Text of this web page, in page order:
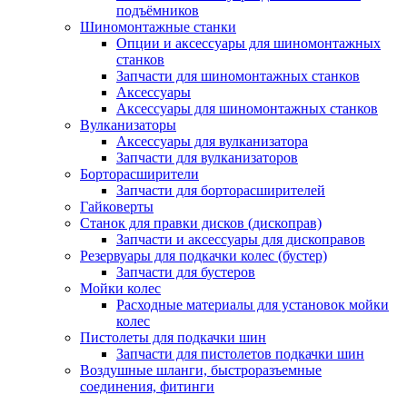
подъёмников
Шиномонтажные станки
Опции и аксессуары для шиномонтажных
станков
Запчасти для шиномонтажных станков
Аксессуары
Аксессуары для шиномонтажных станков
Вулканизаторы
Аксессуары для вулканизатора
Запчасти для вулканизаторов
Борторасширители
Запчасти для борторасширителей
Гайковерты
Станок для правки дисков (дископрав)
Запчасти и аксессуары для дископравов
Резервуары для подкачки колес (бустер)
Запчасти для бустеров
Мойки колес
Расходные материалы для установок мойки
колес
Пистолеты для подкачки шин
Запчасти для пистолетов подкачки шин
Воздушные шланги, быстроразъемные
соединения, фитинги